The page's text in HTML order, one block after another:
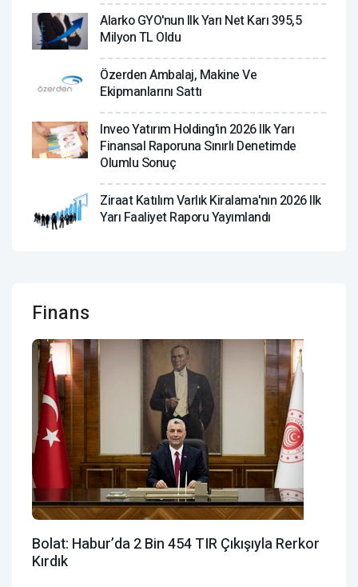
Alarko GYO'nun Ilk Yarı Net Karı 395,5
Milyon TL Oldu
Özerden Ambalaj, Makine Ve
Ekipmanlarını Sattı
Inveo Yatırım Holding'in 2026 Ilk Yarı
Finansal Raporuna Sınırlı Denetimde
Olumlu Sonuç
Ziraat Katılım Varlık Kiralama'nın 2026 Ilk
Yarı Faaliyet Raporu Yayımlandı
Finans
Bolat: Habur’da 2 Bin 454 TIR Çıkışıyla Rerkor
Kırdık